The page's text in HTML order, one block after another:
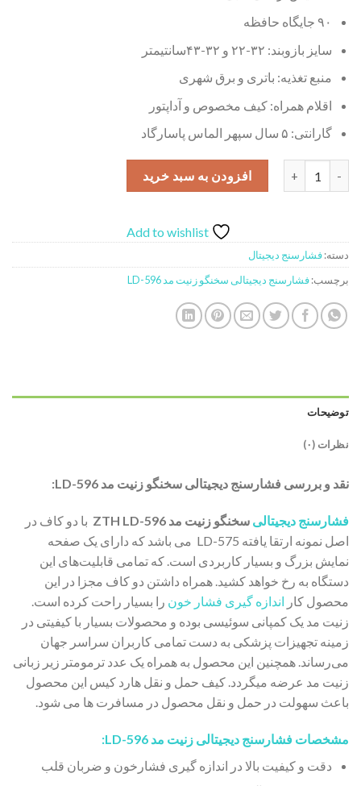
۹۰ جایگاه حافظه
سایز بازوبند: ۳۲-۲۲ و ۳۲-۴۳سانتیمتر
منبع تغذیه: باتری و برق شهری
اقلام همراه: کیف مخصوص و آداپتور
گارانتی: ۵ سال سپهر الماس پاسارگاد
فشارسنج دیجیتالی سخنگو زنیت مد مدل LD-596 عدد
افزودن به سبد خرید
Add to wishlist
دسته:فشارسنج دیجیتال
برچسب:فشارسنج دیجیتالی سخنگو زنیت مد LD-596
توضیحات
نظرات (۰)
نقد و بررسی فشارسنج دیجیتالی سخنگو زنیت مد LD-596:
فشارسنج دیجیتالی سخنگو زنیت مد ZTH LD-596
با دو کاف در
اصل نمونه ارتقا یافته LD-575 می باشد که دارای یک صفحه
نمایش بزرگ و بسیار کاربردی است. که تمامی قابلیت‌های این
دستگاه به رخ خواهد کشید. همراه داشتن دو کاف مجزا در این
محصول کار اندازه گیری فشار خون را بسیار راحت کرده است.
زنیت مد یک کمپانی سوئیسی بوده و محصولات بسیار با کیفیتی در
زمینه تجهیزات پزشکی به دست تمامی کاربران سراسر جهان
می‌رساند. همچنین این محصول به همراه یک عدد ترمومتر زیر زبانی
زنیت مد عرضه میگردد. کیف حمل و نقل هارد کیس این محصول
باعث سهولت در حمل و نقل محصول در مسافرت ها می شود.
مشخصات فشارسنج دیجیتالی زنیت مد LD-596:
دقت و کیفیت بالا در اندازه گیری فشارخون و ضربان قلب